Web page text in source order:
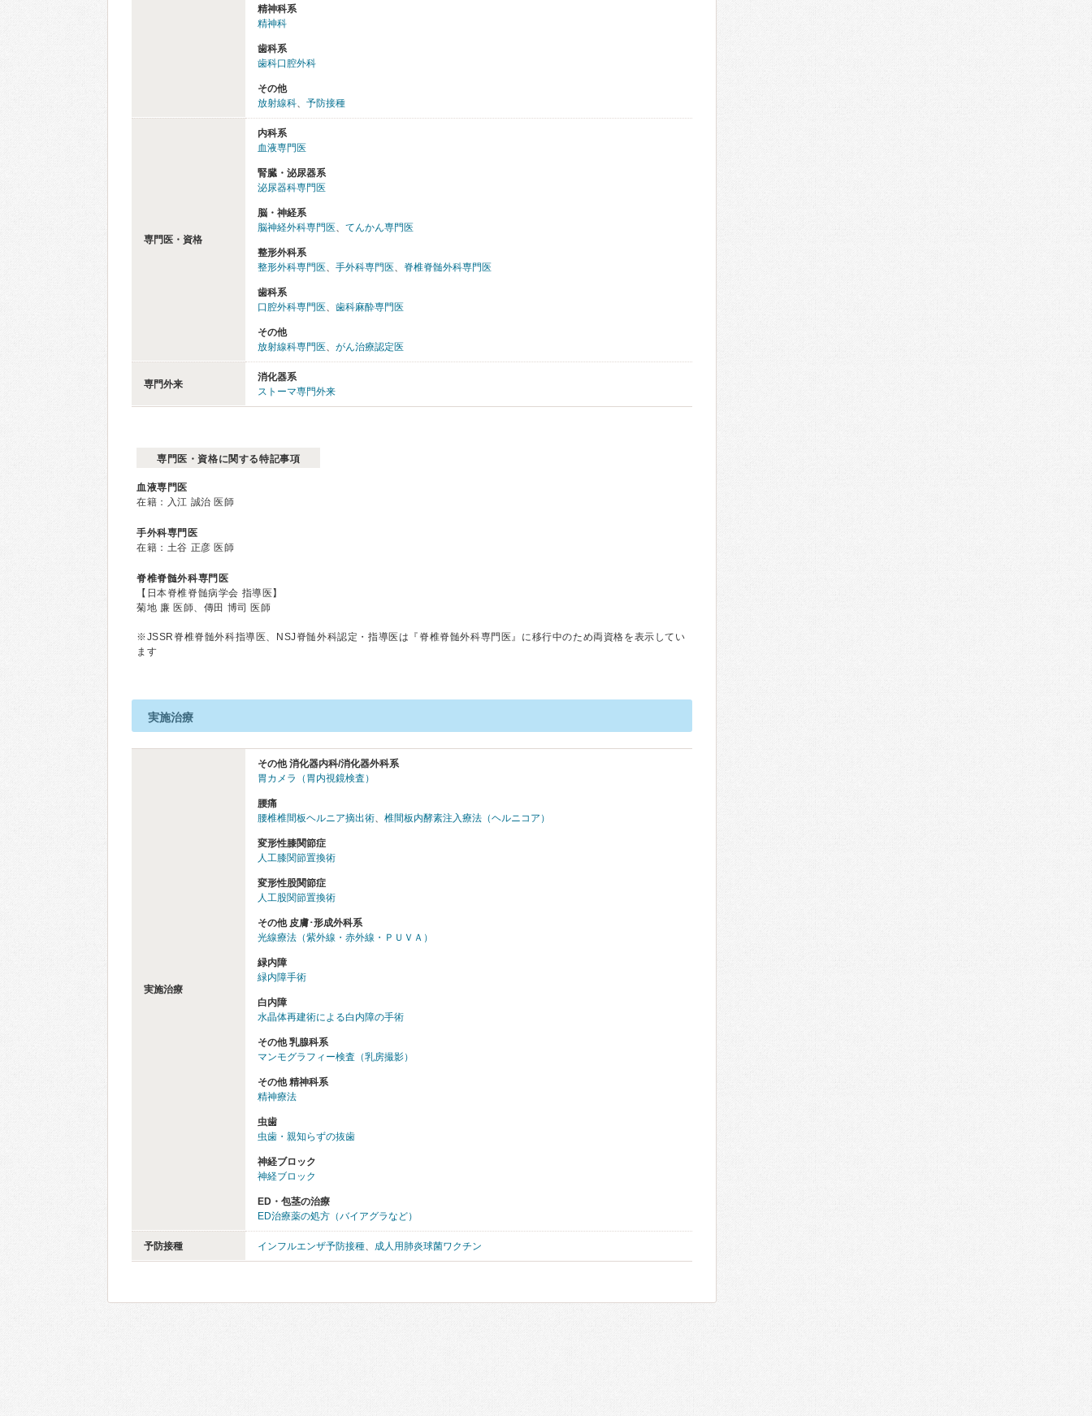
精神科系
精神科
歯科系
歯科口腔外科
その他
放射線科、 予防接種
専門医・資格
内科系
血液専門医
腎臓・泌尿器系
泌尿器科専門医
脳・神経系
脳神経外科専門医、 てんかん専門医
整形外科系
整形外科専門医、 手外科専門医、 脊椎脊髄外科専門医
歯科系
口腔外科専門医、 歯科麻酔専門医
その他
放射線科専門医、 がん治療認定医
専門外来
消化器系
ストーマ専門外来
専門医・資格に関する特記事項
血液専門医
在籍：入江 誠治 医師
手外科専門医
在籍：土谷 正彦 医師
脊椎脊髄外科専門医
【日本脊椎脊髄病学会 指導医】
菊地 廉 医師、傳田 博司 医師
※JSSR脊椎脊髄外科指導医、NSJ脊髄外科認定・指導医は『脊椎脊髄外科専門医』に移行中のため両資格を表示してい
ます
実施治療
実施治療
その他 消化器内科/消化器外科系
胃カメラ（胃内視鏡検査）
腰痛
腰椎椎間板ヘルニア摘出術、 椎間板内酵素注入療法（ヘルニコア）
変形性膝関節症
人工膝関節置換術
変形性股関節症
人工股関節置換術
その他 皮膚･形成外科系
光線療法（紫外線・赤外線・ＰＵＶＡ）
緑内障
緑内障手術
白内障
水晶体再建術による白内障の手術
その他 乳腺科系
マンモグラフィー検査（乳房撮影）
その他 精神科系
精神療法
虫歯
虫歯・親知らずの抜歯
神経ブロック
神経ブロック
ED・包茎の治療
ED治療薬の処方（バイアグラなど）
予防接種 インフルエンザ予防接種、 成人用肺炎球菌ワクチン